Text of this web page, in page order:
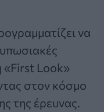
να
«First Look»
στον κόσμο
της έρευνας.